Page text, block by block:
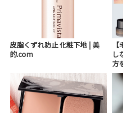
皮脂くずれ防止 化粧下地 | 美
的.com
し
方